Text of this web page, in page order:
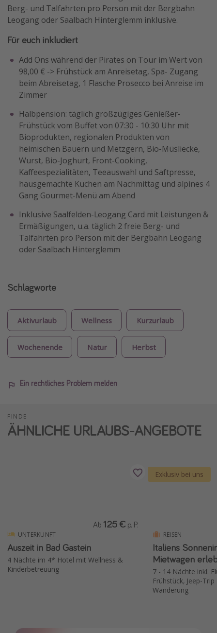
Berg- und Talfahrten pro Person mit der Bergbahn
Leogang oder Saalbach Hinterglemm inklusive.
Für euch inkludiert
Add Ons während der Pirates on Tour im Wert von
98,00 € -> Frühstück am Anreisetag, Spa- Zugang
beim Abreisetag, 1 Flasche Prosecco bei Anreise im
Zimmer
Halbpension: täglich großzügiges Genießer-
Frühstück vom Buffet von 07:30 - 10:30 Uhr mit
Bioprodukten, regionalen Produkten von
heimischen Bauern und Metzgern, Bio-Müsliecke,
Wurst, Bio-Joghurt, Front-Cooking,
Kaffeespezialitäten, Teeauswahl und Saftpresse,
hausgemachte Kuchen am Nachmittag und alpines 4
Gang Gourmet-Menü am Abend
Inklusive Saalfelden-Leogang Card mit Leistungen &
Ermäßigungen, u.a. täglich 2 freie Berg- und
Talfahrten pro Person mit der Bergbahn Leogang
oder Saalbach Hinterglemm
Schlagworte
Aktivurlaub Wellness Kurzurlaub
Wochenende Natur Herbst
Ein rechtliches Problem melden
FINDE
ÄHNLICHE URLAUBS-ANGEBOTE
UNTERKUNFT
Auszeit in Bad Gastein
4 Nächte im 4* Hotel mit Wellness &
Kinderbetreuung
Ab 125 € p. P.
Exklusiv bei uns
REISEN
Italiens
Mietwagen
7 - 14 Nächte inkl.
Frühstück, Jeep-
Wanderung